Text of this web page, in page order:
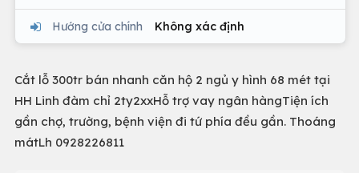
Hướng cửa chính Không xác định
Cắt lỗ 300tr bán nhanh căn hộ 2 ngủ y hình 68 mét tại
HH Linh đàm chỉ 2ty2xxHỗ trợ vay ngân hàngTiện ích
gần chợ, trường, bệnh viện đi tứ phía đều gần. Thoáng
mátLh 0928226811